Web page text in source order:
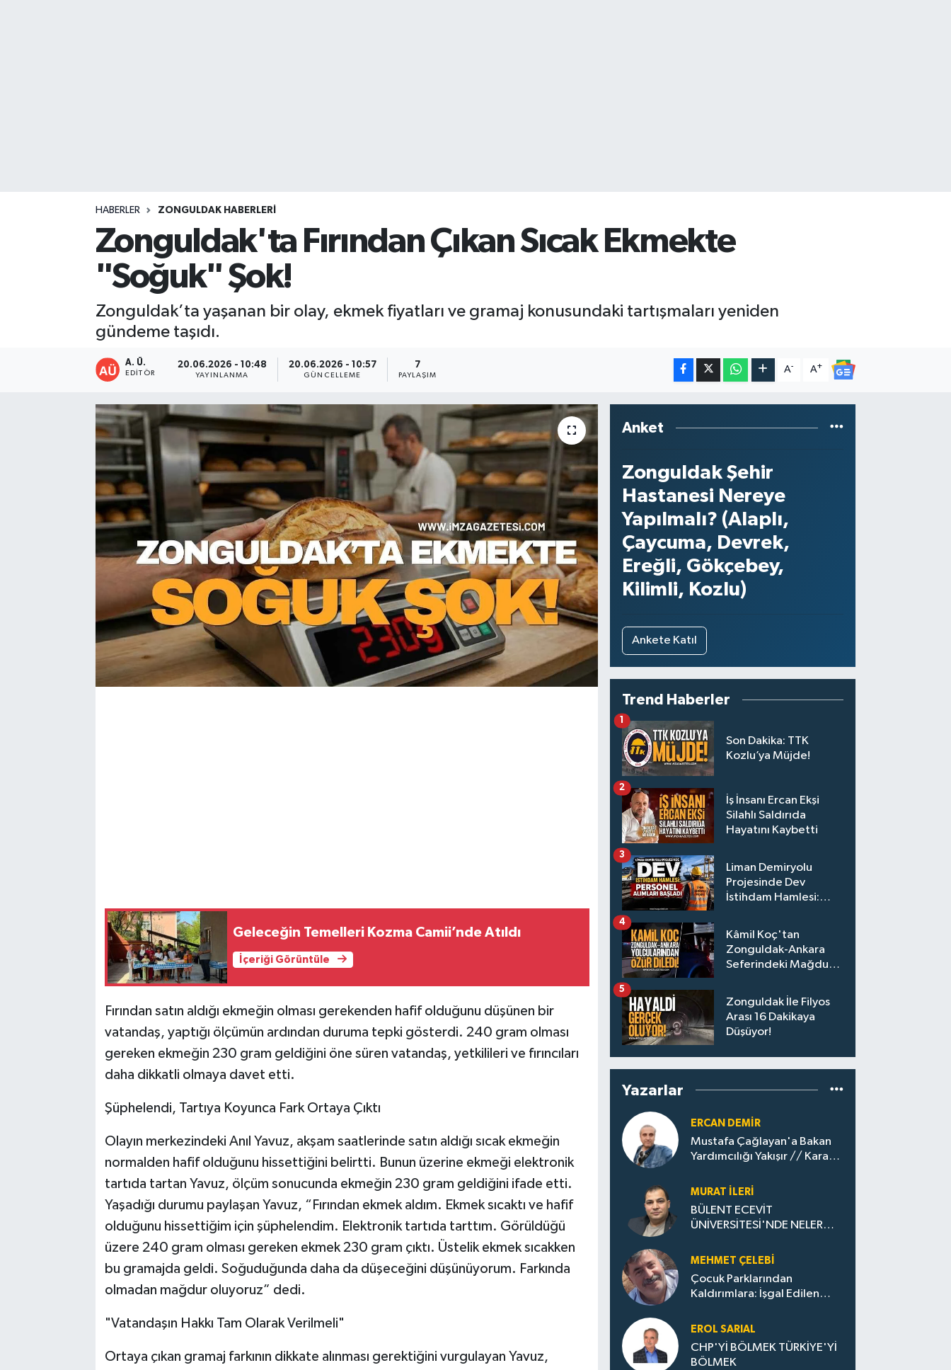
HABERLER ZONGULDAK HABERLERI
Zonguldak'ta Fırından Çıkan Sıcak Ekmekte
"Soğuk" Şok!
Zonguldak’ta yaşanan bir olay, ekmek fiyatları ve gramaj konusundaki tartışmaları yeniden
gündeme taşıdı.
A. Ü.
EDITÖR
20.06.2026 - 10:48
YAYINLANMA
20.06.2026 - 10:57
GÜNCELLEME
7
PAYLAŞIM
A- A+
Geleceğin Temelleri Kozma Camii’nde Atıldı
İçeriği Görüntüle
Fırından satın aldığı ekmeğin olması gerekenden hafif olduğunu düşünen bir
vatandaş, yaptığı ölçümün ardından duruma tepki gösterdi. 240 gram olması
gereken ekmeğin 230 gram geldiğini öne süren vatandaş, yetkilileri ve fırıncıları
daha dikkatli olmaya davet etti.
Şüphelendi, Tartıya Koyunca Fark Ortaya Çıktı
Olayın merkezindeki Anıl Yavuz, akşam saatlerinde satın aldığı sıcak ekmeğin
normalden hafif olduğunu hissettiğini belirtti. Bunun üzerine ekmeği elektronik
tartıda tartan Yavuz, ölçüm sonucunda ekmeğin 230 gram geldiğini ifade etti.
Yaşadığı durumu paylaşan Yavuz, “Fırından ekmek aldım. Ekmek sıcaktı ve hafif
olduğunu hissettiğim için şüphelendim. Elektronik tartıda tarttım. Görüldüğü
üzere 240 gram olması gereken ekmek 230 gram çıktı. Üstelik ekmek sıcakken
bu gramajda geldi. Soğuduğunda daha da düşeceğini düşünüyorum. Farkında
olmadan mağdur oluyoruz” dedi.
"Vatandaşın Hakkı Tam Olarak Verilmeli"
Ortaya çıkan gramaj farkının dikkate alınması gerektiğini vurgulayan Yavuz,
Anket
Zonguldak Şehir
Hastanesi Nereye
Yapılmalı? (Alaplı,
Çaycuma, Devrek,
Ereğli, Gökçebey,
Kilimli, Kozlu)
Ankete Katıl
Trend Haberler
Son Dakika: TTK
Kozlu’ya Müjde!
1
İş İnsanı Ercan Ekşi
Silahlı Saldırıda
Hayatını Kaybetti
2
Liman Demiryolu
Projesinde Dev
İstihdam Hamlesi:
3
Kâmil Koç'tan
Zonguldak-Ankara
Seferindeki Mağdur
4
Zonguldak İle Filyos
Arası 16 Dakikaya
Düşüyor!
5
Yazarlar
ERCAN DEMIR
Mustafa Çağlayan'a Bakan
Yardımcılığı Yakışır // ​Kara
Zonguldak'ın Dönüşümü..
MURAT İLERI
BÜLENT ECEVİT
ÜNİVERSİTESİ'NDE NELER
MEHMET ÇELEBI
Çocuk Parklarından
Kaldırımlara: İşgal Edilen
Evler Çöp Dolu
EROL SARIAL
CHP'Yİ BÖLMEK TÜRKİYE'Yİ
BÖLMEK
KASTAMONU